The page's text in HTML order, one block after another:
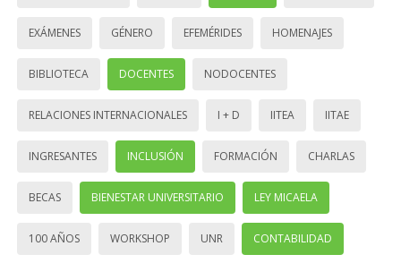
EXÁMENES GÉNERO EFEMÉRIDES HOMENAJES
BIBLIOTECA DOCENTES NODOCENTES
RELACIONES INTERNACIONALES I + D IITEA IITAE
INGRESANTES INCLUSIÓN FORMACIÓN CHARLAS
BECAS BIENESTAR UNIVERSITARIO LEY MICAELA
100 AÑOS WORKSHOP UNR CONTABILIDAD